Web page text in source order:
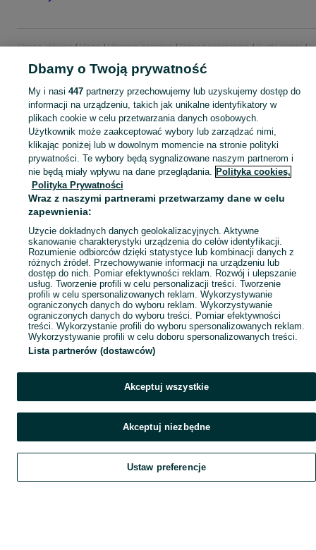
Strona główna Moda Ubrania damskie Odzież wierzchnia
Kurtki lekkie
KATEGORIA
Bogaty wybór kurtek lekkich damskich Sieradz ▶️ wiosenne, przeciwwiatrowe, kolorowe ✅ Nowe i używane w dobrych cenach ✌ Znajdź oferty na OLX.pl! Zobacz
Mapa kategorii
Mapa miejscowości
Mapa ministron
Szukaj Obserwujesz Dodaj Czat Konto
Dbamy o Twoją prywatność
My i nasi 447partnerzy przechowujemy lub uzyskujemy dostęp do
informacji na urządzeniu, takich jak unikalne identyfikatory w
plikach cookie w celu przetwarzania danych osobowych.
Użytkownik może zaakceptować wybory lub zarządzać nimi,
klikając poniżej lub w dowolnym momencie na stronie polityki
prywatności. Te wybory będą sygnalizowane naszym partnerom i
nie będą miały wpływu na dane przeglądania. Polityka cookies,
Polityka Prywatności
Wraz z naszymi partnerami przetwarzamy dane w celu
zapewnienia:
Użycie dokładnych danych geolokalizacyjnych. Aktywne
skanowanie charakterystyki urządzenia do celów identyfikacji.
Rozumienie odbiorców dzięki statystyce lub kombinacji danych z
różnych źródeł. Przechowywanie informacji na urządzeniu lub
dostęp do nich. Pomiar efektywności reklam. Rozwój i ulepszanie
usług. Tworzenie profili w celu personalizacji treści. Tworzenie
profili w celu spersonalizowanych reklam. Wykorzystywanie
ograniczonych danych do wyboru reklam. Wykorzystywanie
ograniczonych danych do wyboru treści. Pomiar efektywności
treści. Wykorzystanie profili do wyboru spersonalizowanych reklam.
Wykorzystywanie profili w celu doboru spersonalizowanych treści.
Lista partnerów (dostawców)
Akceptuj wszystkie
Akceptuj niezbędne
Ustaw preferencje